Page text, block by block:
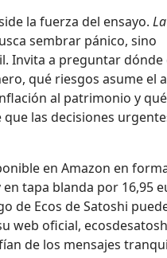
la fuerza del ensayo.
sembrar pánico, sino
Invita a preguntar dónde
qué riesgos asume el
al patrimonio y
que las decisiones
en Amazon en
tapa blanda por 16,95
de Ecos de Satoshi
web oficial,
de los mensajes